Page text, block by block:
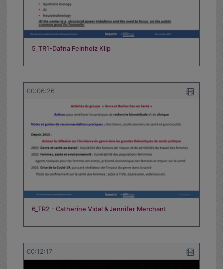
5_TR1-Dafna Feinholz Klip
00:06:26
6_TR2 - Catherine Vidal & Jennifer Merchant
00:12:17